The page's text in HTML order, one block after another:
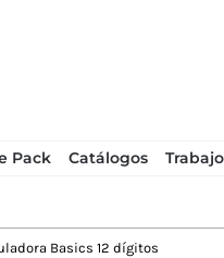
Pack Catálogos
Basics 12 dígitos